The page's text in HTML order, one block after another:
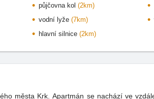
půjčovna kol (2km)
vodní lyže (7km)
hlavní silnice (2km)
města Krk. Apartmán se nachází ve